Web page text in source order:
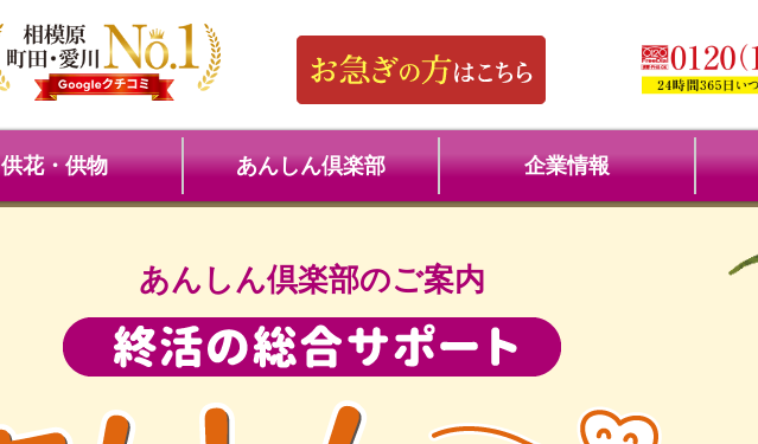
供花・供物 あんしん倶楽部 企業情報
あんしん倶楽部のご案内